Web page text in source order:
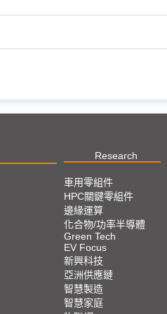
Research
車用零組件
HPC關鍵零組件
邊緣運算
化合物/功率半導體
Green Tech
EV Focus
新興科技
亞洲供應鏈
智慧製造
智慧家庭